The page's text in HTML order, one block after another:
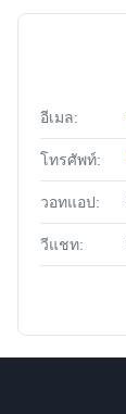
อีเมล:
โทรศัพท์:
วอทแอป:
วีแชท: